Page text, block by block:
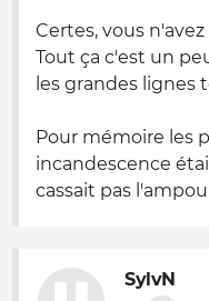
Certes, vous
Tout ça c'est un
les grandes lignes
Pour mémoire les
incandescence
cassait pas
SylvN